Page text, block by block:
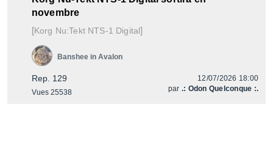
novembre
[Korg Nu:Tekt NTS-1 Digital]
Rep. 129
Vues 25538
Banshee in Avalon
12/07/2026 18:00
par .: Odon Quelconque :.